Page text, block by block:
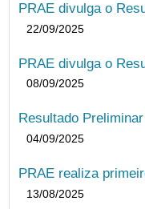
PRAE divulga o
22/09/2025
PRAE divulga o
08/09/2025
Resultado
04/09/2025
PRAE realiza
13/08/2025